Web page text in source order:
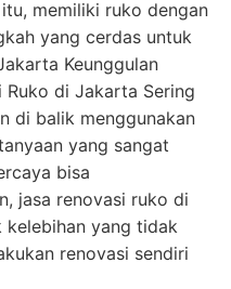
memiliki ruko dengan
yang cerdas untuk
Keunggulan
Ruko di Jakarta Sering
di balik menggunakan
yang sangat
bisa
jasa renovasi ruko di
kelebihan yang tidak
renovasi sendiri